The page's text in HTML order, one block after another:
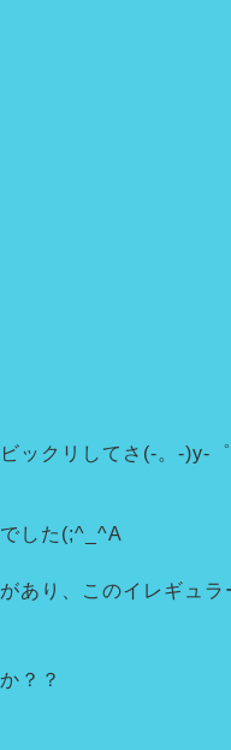
ックリしてさ(-。-)y-
した(;^_^A
あり、このイレギュラ
？？